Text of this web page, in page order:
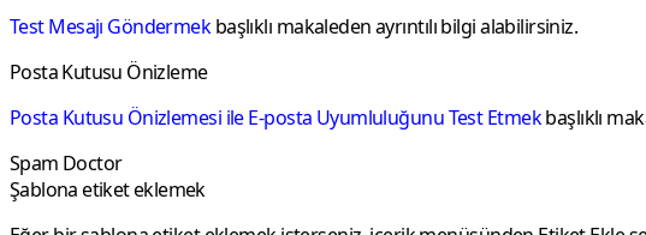
Test Mesajı Göndermekbaşlıklı makaleden ayrıntılı bilgi alabilirsiniz.
Posta Kutusu Önizleme
Posta Kutusu Önizlemesi ile E-posta Uyumluluğunu Test Etmekbaşlıklı
Spam Doctor
Şablona etiket eklemek